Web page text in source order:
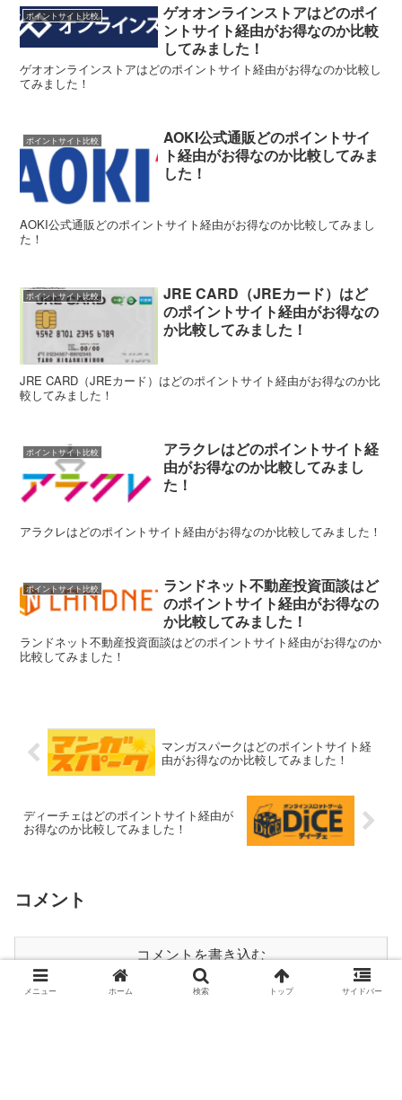
ポイントサイト比較
ゲオオンラインストアはどのポイ
ントサイト経由がお得なのか比較
してみました！
ゲオオンラインストアはどのポイントサイト経由がお得なのか比較し
てみました！
ポイントサイト比較
AOKI公式通販どのポイントサイ
ト経由がお得なのか比較してみま
した！
AOKI公式通販どのポイントサイト経由がお得なのか比較してみまし
た！
ポイントサイト比較
JRE CARD（JREカード）はど
のポイントサイト経由がお得なの
か比較してみました！
JRE CARD（JREカード）はどのポイントサイト経由がお得なのか比
較してみました！
ポイントサイト比較
アラクレはどのポイントサイト経
由がお得なのか比較してみまし
た！
アラクレはどのポイントサイト経由がお得なのか比較してみました！
ポイントサイト比較
ランドネット不動産投資面談はど
のポイントサイト経由がお得なの
か比較してみました！
ランドネット不動産投資面談はどのポイントサイト経由がお得なのか
比較してみました！
マンガスパークはどのポイントサイト経
由がお得なのか比較してみました！
ディーチェはどのポイントサイト経由が
お得なのか比較してみました！
コメント
コメントを書き込む
メニュー ホーム 検索 トップ サイドバー